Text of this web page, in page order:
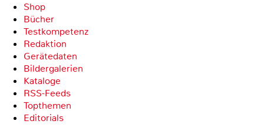
Shop
Bücher
Testkompetenz
Redaktion
Gerätedaten
Bildergalerien
Kataloge
RSS-Feeds
Topthemen
Editorials